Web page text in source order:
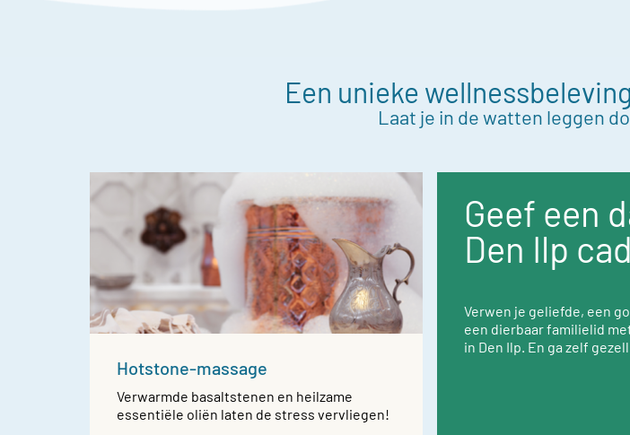
Een unieke
Laat je in de watten leggen
Hotstone-massage
Verwarmde basaltstenen en heilzame
essentiële oliën laten de stress vervliegen!
Geef een
Den Ilp
Verwen je geliefde, een
een dierbaar familielid
in Den Ilp. En ga zelf